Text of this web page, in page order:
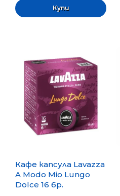
Кафе капсула Lavazza
A Modo Mio Lungo
Dolce 16 бр.